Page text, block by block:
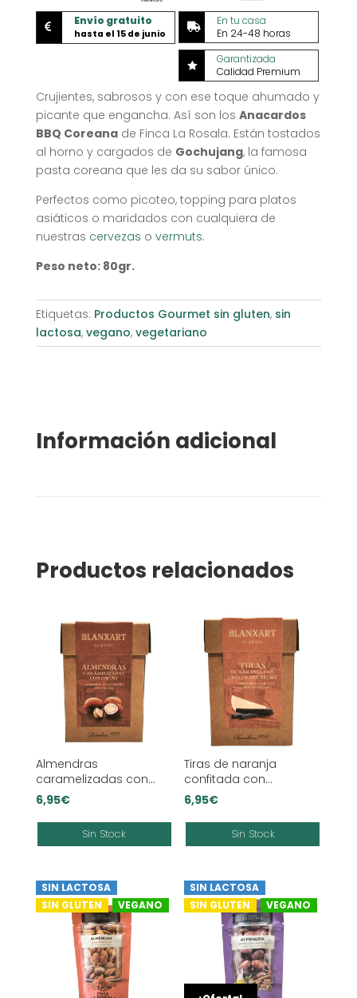
 Envío gratuito
hasta el 15 de junio

En tu casa
En 24-48 horas

Garantizada
Calidad Premium
Crujientes, sabrosos y con ese toque ahumado y
picante que engancha. Así son los Anacardos
BBQ Coreanade Finca La Rosala. Están tostados
al horno y cargados de Gochujang, la famosa
pasta coreana que les da su sabor único.
Perfectos como picoteo, topping para platos
asiáticos o maridados con cualquiera de
nuestras cervezas o vermuts.
Peso neto: 80gr.
Etiquetas: Productos Gourmet sin gluten, sin
lactosa, vegano, vegetariano
Información adicional
Productos relacionados
Almendras
caramelizadas con
cacao ‘Blanxart’
6,95€
Sin Stock
Tiras de naranja
confitada con
chocolate negro
‘Blanxart’
6,95€
Sin Stock
SIN LACTOSA
SIN GLUTEN
VEGANO
SIN LACTOSA
SIN GLUTEN
VEGANO